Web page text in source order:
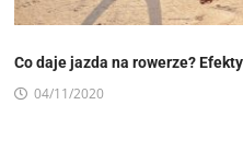
Co daje jazda na rowerze?
04/11/2020